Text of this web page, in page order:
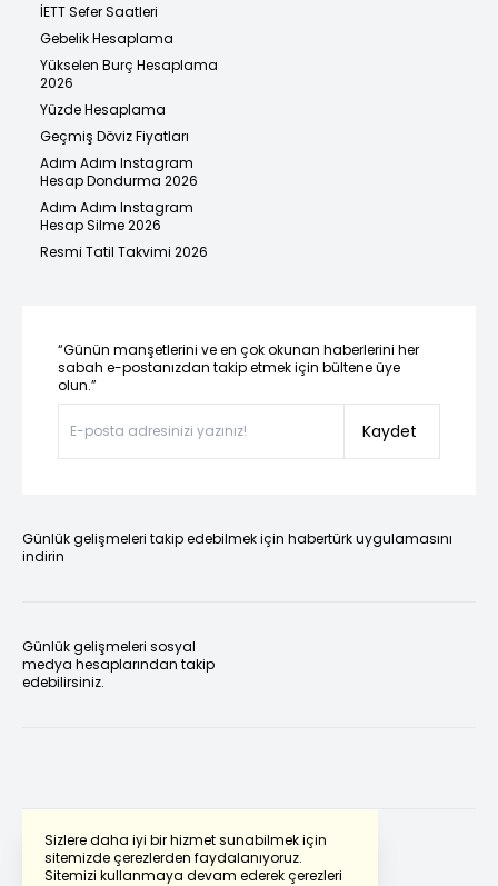
Sizlere daha iyi bir hizmet sunabilmek için
sitemizde çerezlerden faydalanıyoruz.
Sitemizi kullanmaya devam ederek çerezleri
İETT Sefer Saatleri
Gebelik Hesaplama
Yükselen Burç Hesaplama
2026
Yüzde Hesaplama
Geçmiş Döviz Fiyatları
Adım Adım Instagram
Hesap Dondurma 2026
Adım Adım Instagram
Hesap Silme 2026
Resmi Tatil Takvimi 2026
“Günün manşetlerini ve en çok okunan haberlerini her
sabah e-postanızdan takip etmek için bültene üye
olun.”
Kaydet
Günlük gelişmeleri takip edebilmek için habertürk uygulamasını
indirin
Günlük gelişmeleri sosyal
medya hesaplarından takip
edebilirsiniz.